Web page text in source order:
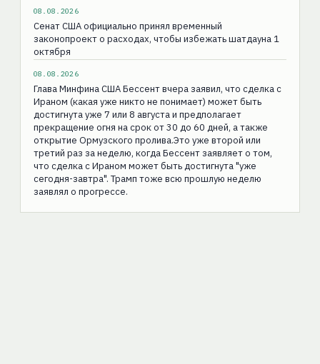
08.08.2026
Сенат США официально принял временный
законопроект о расходах, чтобы избежать шатдауна 1
октября
08.08.2026
Глава Минфина США Бессент вчера заявил, что сделка с
Ираном (какая уже никто не понимает) может быть
достигнута уже 7 или 8 августа и предполагает
прекращение огня на срок от 30 до 60 дней, а также
открытие Ормузского пролива.Это уже второй или
третий раз за неделю, когда Бессент заявляет о том,
что сделка с Ираном может быть достигнута "уже
сегодня-завтра". Трамп тоже всю прошлую неделю
заявлял о прогрессе.